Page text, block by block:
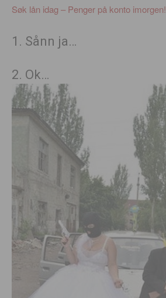
Søk lån idag – Penger på konto imorgen!
1. Sånn ja…
2. Ok…